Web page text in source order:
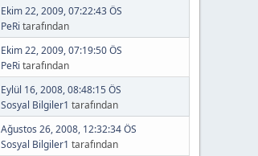
Ekim 22, 2009, 07:22:43 ÖS
PeRi tarafından
Ekim 22, 2009, 07:19:50 ÖS
PeRi tarafından
Eylül 16, 2008, 08:48:15 ÖS
Sosyal Bilgiler1 tarafından
Ağustos 26, 2008, 12:32:34 ÖS
Sosyal Bilgiler1 tarafından